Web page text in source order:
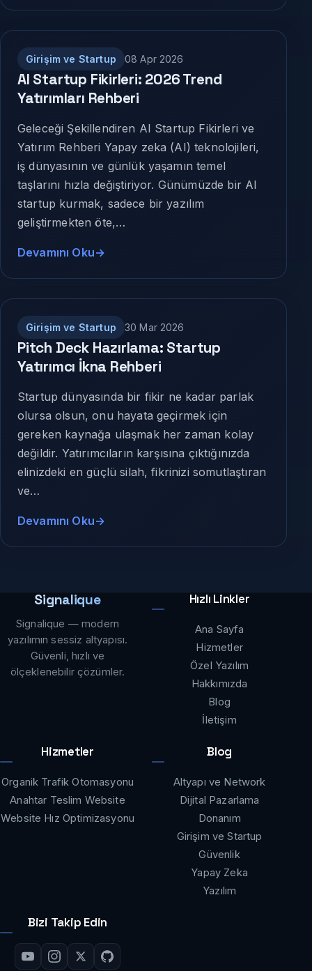
Girişim ve Startup 08 Apr 2026
AI Startup Fikirleri: 2026 Trend
Yatırımları Rehberi
Geleceği Şekillendiren AI Startup Fikirleri ve
Yatırım Rehberi Yapay zeka (AI) teknolojileri,
iş dünyasının ve günlük yaşamın temel
taşlarını hızla değiştiriyor. Günümüzde bir AI
startup kurmak, sadece bir yazılım
geliştirmekten öte,…
Devamını Oku
Girişim ve Startup 30 Mar 2026
Pitch Deck Hazırlama: Startup
Yatırımcı İkna Rehberi
Startup dünyasında bir fikir ne kadar parlak
olursa olsun, onu hayata geçirmek için
gereken kaynağa ulaşmak her zaman kolay
değildir. Yatırımcıların karşısına çıktığınızda
elinizdeki en güçlü silah, fikrinizi somutlaştıran
ve…
Devamını Oku
Signalique
Signalique — modern
yazılımın sessiz altyapısı.
Güvenli, hızlı ve
ölçeklenebilir çözümler.
Hızlı Linkler
Ana Sayfa
Hizmetler
Özel Yazılım
Hakkımızda
Blog
İletişim
Hizmetler
Organik Trafik Otomasyonu
Anahtar Teslim Website
Website Hız Optimizasyonu
Blog
Altyapı ve Network
Dijital Pazarlama
Donanım
Girişim ve Startup
Güvenlik
Yapay Zeka
Yazılım
Bizi Takip Edin